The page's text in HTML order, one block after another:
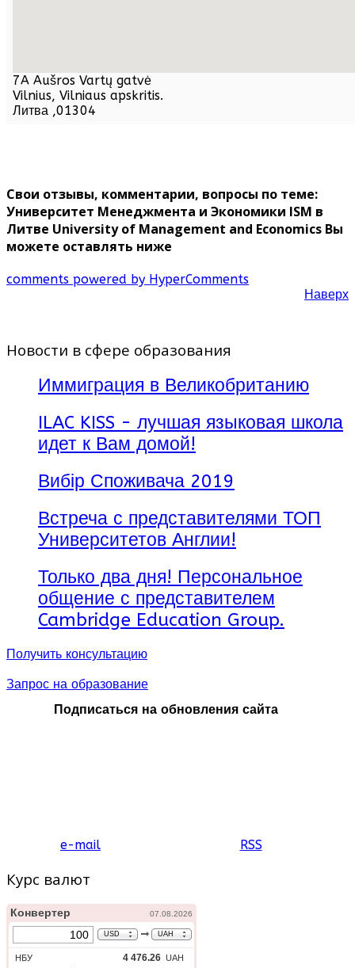
7A Aušros Vartų gatvė
Vilnius, Vilniaus apskritis.
Литва ,01304
Свои отзывы, комментарии, вопросы по теме:
Университет Менеджмента и Экономики ISM в
Литве University of Management and Economics Вы
можете оставлять ниже
comments powered by HyperComments
Наверх
Новости в сфере образования
Иммиграция в Великобританию
ILAC KISS - лучшая языковая школа
идет к Вам домой!
Вибір Споживача 2019
Встреча с представителями ТОП
Университетов Англии!
Только два дня! Персональное
общение с представителем
Cambridge Education Group.
Получить консультацию
Запрос на образование
Подписаться на обновления сайта
e-mail RSS
Курс валют